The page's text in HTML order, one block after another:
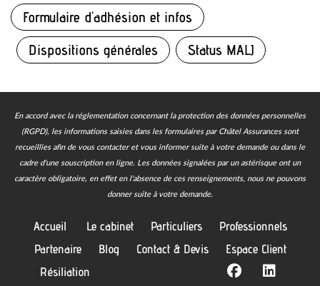
Formulaire d'adhésion et infos
Dispositions générales
Status MALJ
En accord avec la réglementation concernant la protection des données personnelles
(RGPD), les informations saisies dans les formulaires par Châtel Assurances sont
recueillies afin de vous contacter et vous informer suite à votre demande ou dans le
cadre d'une souscription en ligne. Les données signalées par un astérisque ont un
caractère obligatoire, en effet en l'absence de ces renseignements, nous ne pouvons
donner suite à votre demande.
Accueil Le cabinet Particuliers
Professionnels
Partenaire
Blog Contact & Devis
Espace Client
Résiliation